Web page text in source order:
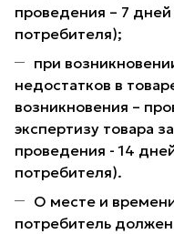
проведения – 7
потребителя);
при
недостатков в
возникновения –
экспертизу товара
проведения - 14
потребителя).
О месте и
потребитель